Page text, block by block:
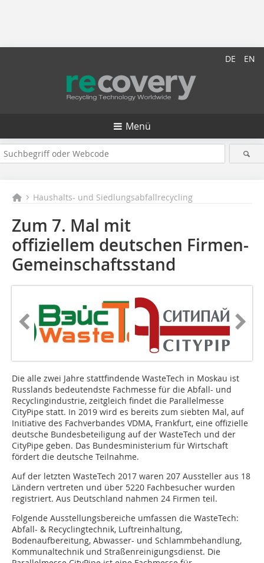
DE EN
Menü
Haushalts- und Siedlungsabfallrecycling
Zum 7. Mal mit
offiziellem deutschen Firmen-
Gemeinschaftsstand
Die alle zwei Jahre stattfindende WasteTech in Moskau ist
Russlands bedeutendste Fachmesse für die Abfall- und
Recyclingindustrie, zeitgleich findet die Parallelmesse
CityPipe statt. In 2019 wird es bereits zum siebten Mal, auf
Initiative des Fachverbandes VDMA, Frankfurt, eine offizielle
deutsche Bundesbeteiligung auf der WasteTech und der
CityPipe geben. Das Bundesministerium für Wirtschaft
fördert die deutsche Teilnahme.
Auf der letzten WasteTech 2017 waren 207 Aussteller aus 18
Ländern vertreten und über 5220 Fachbesucher wurden
registriert. Aus Deutschland nahmen 24 Firmen teil.
Folgende Ausstellungsbereiche umfassen die WasteTech:
Abfall- & Recyclingtechnik, Luftreinhaltung,
Bodenaufbereitung, Abwasser- und Schlammbehandlung,
Kommunaltechnik und Straßenreinigungsdienst. Die